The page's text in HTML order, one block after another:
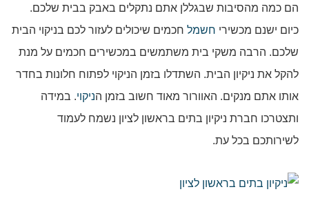
הם כמה מהסיבות שבגללן אתם נתקלים באבק בבית שלכם.
כיום ישנם מכשירי חשמל חכמים שיכולים לעזור לכם בניקוי הבית
שלכם. הרבה משקי בית משתמשים במכשירים חכמים על מנת
להקל את ניקיון הבית. השתדלו בזמן הניקוי לפתוח חלונות בחדר
אותו אתם מנקים. האוורור מאוד חשוב בזמן הניקוי. במידה
ותצטרכו חברת ניקיון בתים בראשון לציון נשמח לעמוד
לשירותכם בכל עת.